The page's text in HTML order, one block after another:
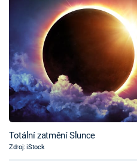
Totální zatmění Slunce
Zdroj: iStock